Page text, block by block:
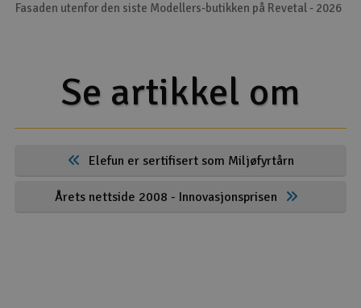
Fasaden utenfor den siste Modellers-butikken på Revetal - 2026
Se artikkel om
Elefun er sertifisert som Miljøfyrtårn
Årets nettside 2008 - Innovasjonsprisen